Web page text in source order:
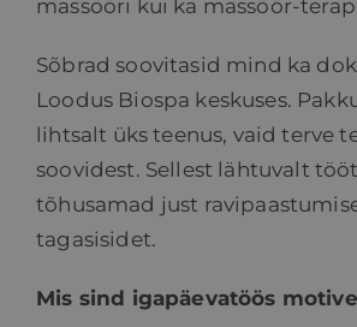
massööri kui ka massöör-
Sõbrad soovitasid mind ka
Loodus Biospa keskuses.
lihtsalt üks teenus, vaid terve
soovidest. Sellest lähtuvalt
tõhusamad just
tagasisidet.
Mis sind igapäevatöös